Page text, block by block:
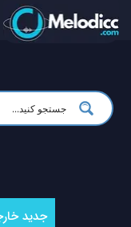
جدید